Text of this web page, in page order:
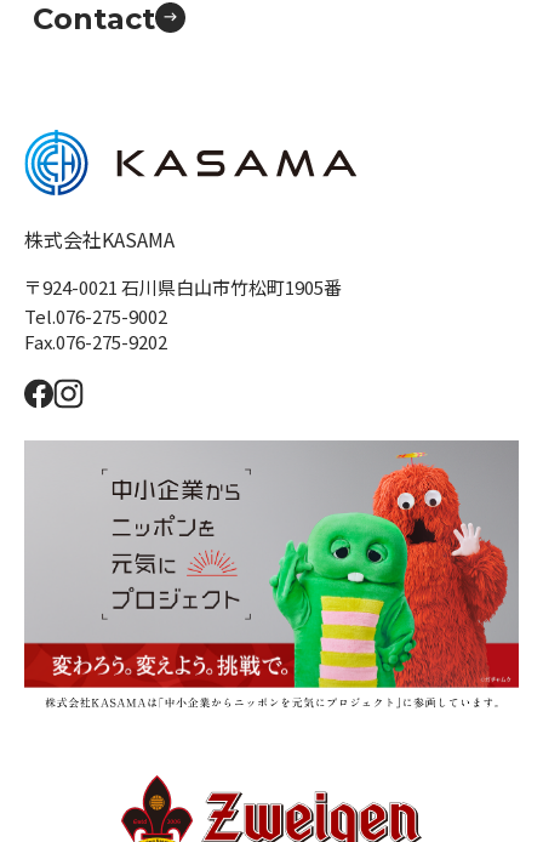
Contact
株式会社KASAMA
〒924-0021 石川県白山市竹松町1905番
Tel.076-275-9002
Fax.076-275-9202